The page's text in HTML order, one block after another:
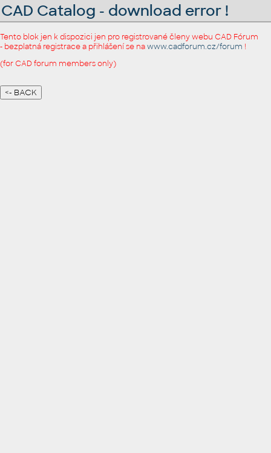
CAD Catalog - download error !
Tento blok jen k dispozici jen pro registrované členy webu CAD Fórum
- bezplatná registrace a přihlášení se nawww.cadforum.cz/forum !
(for CAD forum members only)